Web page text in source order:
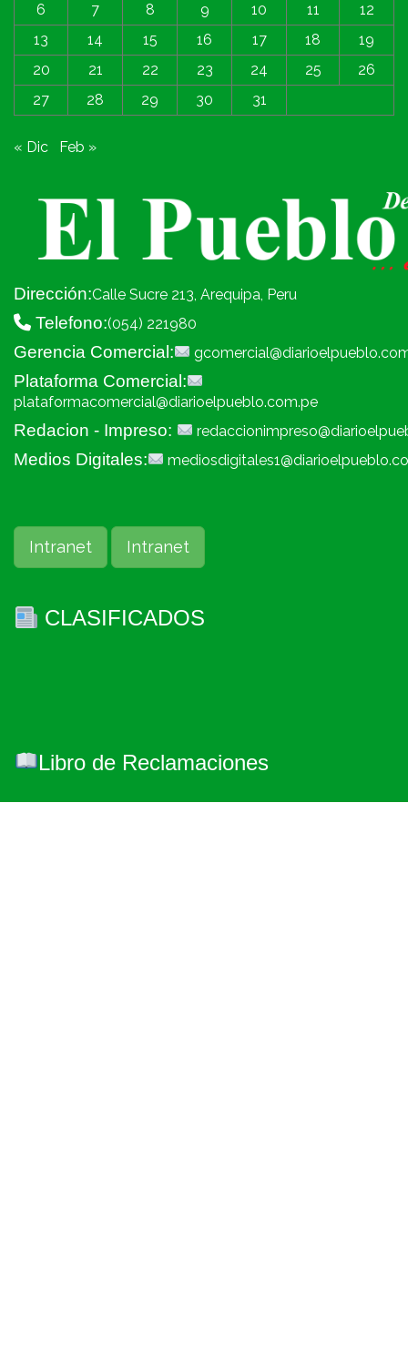
6 7 8 9 10 11
12
13
14 15 16 17 18
19
20
21 22 23 24 25
26
27
28 29 30 31
« Dic Feb »
Dirección:Calle Sucre 213, Arequipa, Peru
Telefono:(054) 221980
Gerencia Comercial:
Plataforma Comercial:
plataformacomercial@diarioelpueblo.com.pe
Redacion - Impreso:
Medios Digitales:
Intranet Intranet
CLASIFICADOS
Libro de Reclamaciones